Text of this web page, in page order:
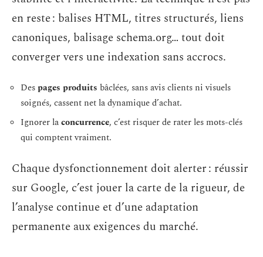
en reste : balises HTML, titres structurés, liens
canoniques, balisage schema.org… tout doit
converger vers une indexation sans accrocs.
Despages produits bâclées, sans avis clients ni visuels
soignés, cassent net la dynamique d’achat.
Ignorer laconcurrence, c’est risquer de rater les mots-clés
qui comptent vraiment.
Chaque dysfonctionnement doit alerter : réussir
sur Google, c’est jouer la carte de la rigueur, de
l’analyse continue et d’une adaptation
permanente aux exigences du marché.